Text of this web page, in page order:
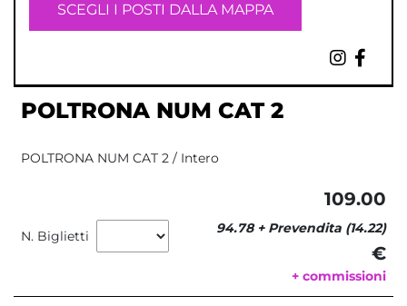
SCEGLI I POSTI DALLA MAPPA
POLTRONA NUM CAT 2
POLTRONA NUM CAT 2 / Intero
N. Biglietti
109.00
94.78 + Prevendita (14.22)
€
+ commissioni